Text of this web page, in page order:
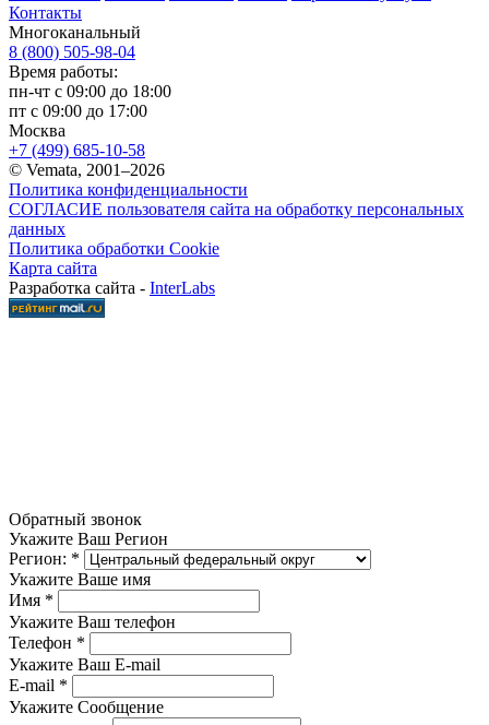
Контакты
Многоканальный
8 (800) 505-98-04
Время работы:
пн-чт с 09:00 до 18:00
пт с 09:00 до 17:00
Москва
+7 (499) 685-10-58
© Vemata, 2001–2026
Политика конфиденциальности
СОГЛАСИЕ пользователя сайта на обработку персональных
данных
Политика обработки Cookie
Карта сайта
Разработка сайта - InterLabs
Обратный звонок
Укажите Ваш Регион
Регион: *
Укажите Ваше имя
Имя *
Укажите Ваш телефон
Телефон *
Укажите Ваш E-mail
E-mail *
Укажите Сообщение